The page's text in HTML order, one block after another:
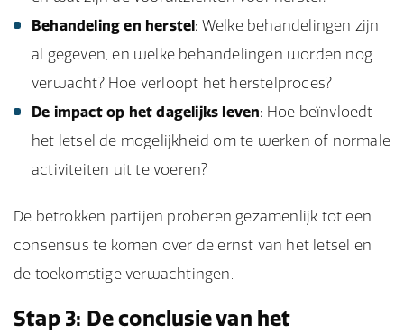
Behandeling en herstel: Welke behandelingen zijn
al gegeven, en welke behandelingen worden nog
verwacht? Hoe verloopt het herstelproces?
De impact op het dagelijks leven: Hoe beïnvloedt
het letsel de mogelijkheid om te werken of normale
activiteiten uit te voeren?
De betrokken partijen proberen gezamenlijk tot een
consensus te komen over de ernst van het letsel en
de toekomstige verwachtingen.
Stap 3: De conclusie van het